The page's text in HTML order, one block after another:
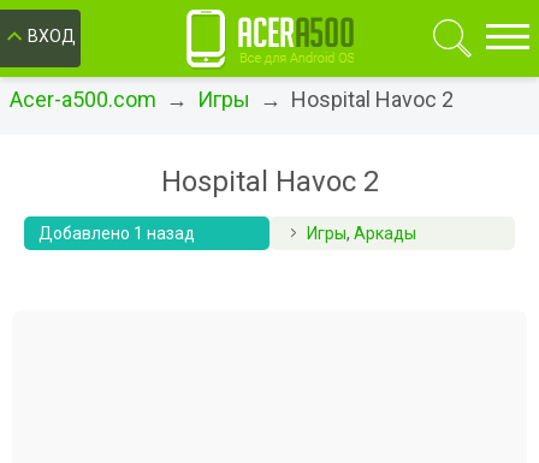
ВХОД
Acer-a500.com → Игры → Hospital Havoc 2
Hospital Havoc 2
Добавлено 1 назад Игры, Аркады